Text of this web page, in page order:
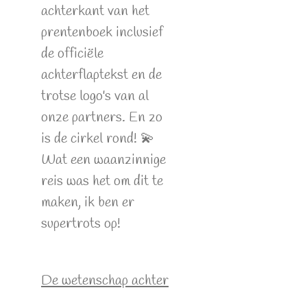
achterkant van het
prentenboek inclusief
de officiële
achterflaptekst en de
trotse logo's van al
onze partners. En zo
is de cirkel rond! 💫
Wat een waanzinnige
reis was het om dit te
maken, ik ben er
supertrots op!
De wetenschap achter